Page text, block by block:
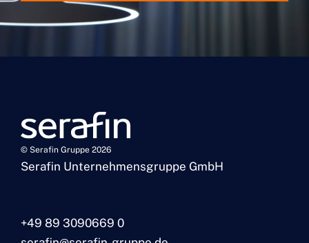
Serafin Unternehmensgruppe GmbH
+49 89 3090669 0
© Serafin Gruppe 2026